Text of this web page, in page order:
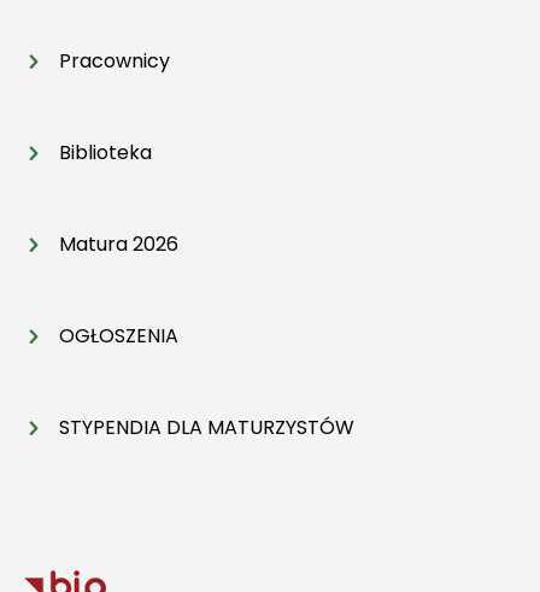
Pracownicy
Biblioteka
Matura 2026
OGŁOSZENIA
STYPENDIA DLA MATURZYSTÓW